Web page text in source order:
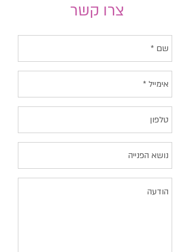
צרו קשר